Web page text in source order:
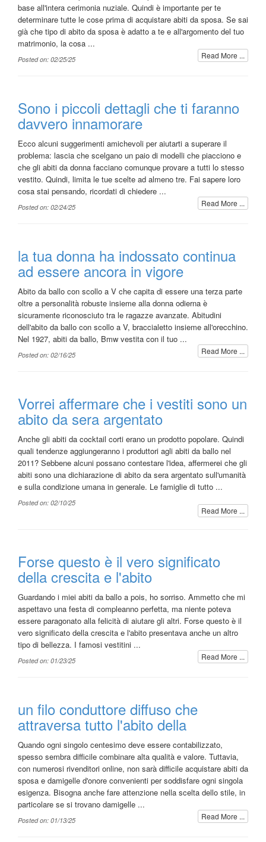
base all'intera cerimonia nuziale. Quindi è importante per te
determinare tutte le cose prima di acquistare abiti da sposa. Se sai
già che tipo di abito da sposa è adatto a te e all'argomento del tuo
matrimonio, la cosa ...
Read More ...
Posted on: 02/25/25
Sono i piccoli dettagli che ti faranno
davvero innamorare
Ecco alcuni suggerimenti amichevoli per aiutarti a superare il
problema: lascia che scelgano un paio di modelli che piacciono e
che gli abiti da donna facciano comunque provare a tutti lo stesso
vestito. Quindi, limita le tue scelte ad almeno tre. Fai sapere loro
cosa stai pensando, ricordati di chiedere ...
Read More ...
Posted on: 02/24/25
la tua donna ha indossato continua
ad essere ancora in vigore
Abito da ballo con scollo a V che capita di essere una terza parte
oltre a personalità robuste insieme alla donna odierna è
sicuramente riconosciuto tra le ragazze avanzate. Abitudini
dell'abito da ballo con scollo a V, braccialetto insieme all'orecchino.
Nel 1927, abiti da ballo, Bmw vestita con il tuo ...
Read More ...
Posted on: 02/16/25
Vorrei affermare che i vestiti sono un
abito da sera argentato
Anche gli abiti da cocktail corti erano un prodotto popolare. Quindi
quali tendenze aggiungeranno i produttori agli abiti da ballo nel
2011? Sebbene alcuni possano contestare l'idea, affermerei che gli
abiti sono una dichiarazione di abito da sera argentato sull'umanità
e sulla condizione umana in generale. Le famiglie di tutto ...
Read More ...
Posted on: 02/10/25
Forse questo è il vero significato
della crescita e l'abito
Guardando i miei abiti da ballo a pois, ho sorriso. Ammetto che mi
aspettavo una festa di compleanno perfetta, ma niente poteva
essere paragonato alla felicità di aiutare gli altri. Forse questo è il
vero significato della crescita e l'abito presentava anche un altro
tipo di bellezza. I famosi vestitini ...
Read More ...
Posted on: 01/23/25
un filo conduttore diffuso che
attraversa tutto l'abito della
Quando ogni singolo centesimo deve essere contabilizzato,
spesso sembra difficile combinare alta qualità e valore. Tuttavia,
con numerosi rivenditori online, non sarà difficile acquistare abiti da
sposa e damigelle d'onore convenienti per soddisfare ogni singola
esigenza. Bisogna anche fare attenzione nella scelta dello stile, in
particolare se si trovano damigelle ...
Read More ...
Posted on: 01/13/25